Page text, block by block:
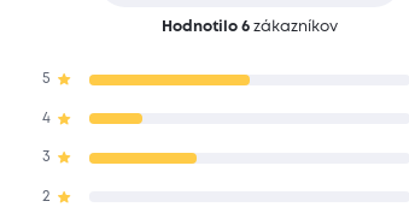
Hodnotilo 6zákazníkov
5
4
3
2